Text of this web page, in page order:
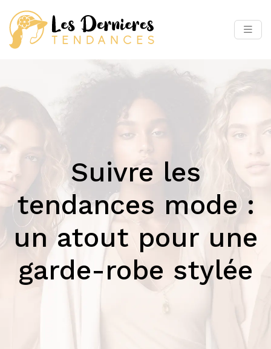
Suivre les
tendances mode :
un atout pour une
garde-robe stylée